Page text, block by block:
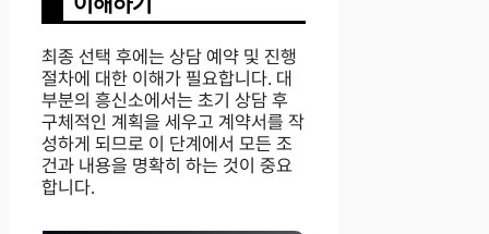
최종 선택 후에는 상담 예약 및 진행
절차에 대한 이해가 필요합니다. 대
부분의 흥신소에서는 초기 상담 후
구체적인 계획을 세우고 계약서를 작
성하게 되므로 이 단계에서 모든 조
건과 내용을 명확히 하는 것이 중요
합니다.